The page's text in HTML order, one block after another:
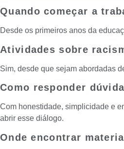
Quando começar a
Desde os primeiros anos da
Atividades sobre
Sim, desde que sejam abordadas
Como responder
Com honestidade, simplicidade e
abrir esse diálogo.
Onde encontrar